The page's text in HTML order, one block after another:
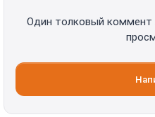
Один толковый коммент